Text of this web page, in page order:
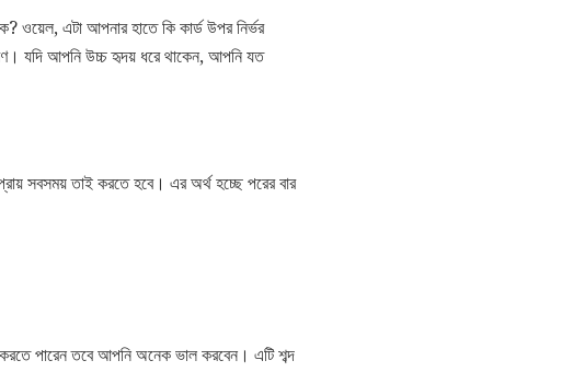
ওয়েল, এটা আপনার হাতে কি কার্ড উপর নির্ভর
যদি আপনি উচ্চ হৃদয় ধরে থাকেন, আপনি যত
সবসময় তাই করতে হবে। এর অর্থ হচ্ছে পরের বার
পারেন তবে আপনি অনেক ভাল করবেন। এটি শব্দ